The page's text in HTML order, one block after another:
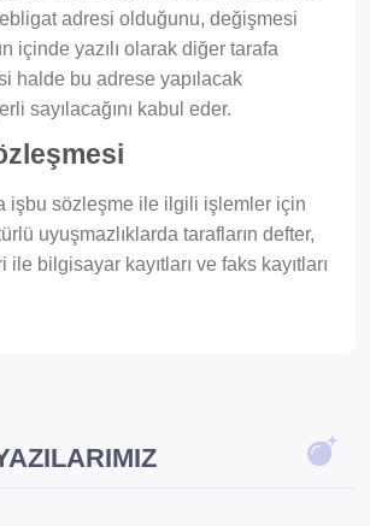
adresi olduğunu, değişmesi
içinde yazılı olarak diğer tarafa
halde bu adrese yapılacak
sayılacağını kabul eder.
işbu sözleşme ile ilgili işlemler için
uyuşmazlıklarda tarafların defter,
ile bilgisayar kayıtları ve faks kayıtları